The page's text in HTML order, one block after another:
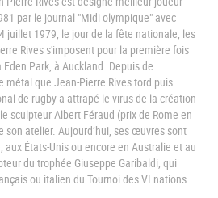
par le journal "Midi olympique" avec
juillet 1979, le jour de la fête nationale, les
Rives s'imposent pour la première fois
Park, à Auckland. Depuis de
métal que Jean-Pierre Rives tord puis
de rugby a attrapé le virus de la création
sculpteur Albert Féraud (prix de Rome en
son atelier. Aujourd’hui, ses œuvres sont
États-Unis ou encore en Australie et au
du trophée Giuseppe Garibaldi, qui
ou italien du Tournoi des VI nations.